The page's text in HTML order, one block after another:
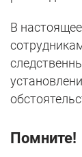
В
Помните!